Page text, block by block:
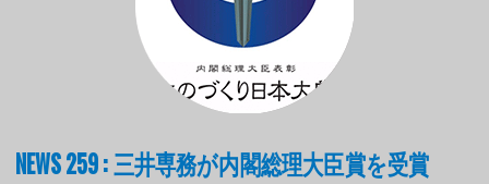
NEWS 259 : 三井専務が内閣総理大臣賞を受賞